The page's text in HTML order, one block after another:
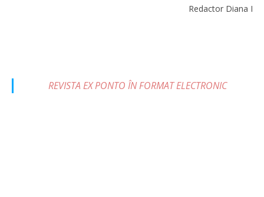
Redactor Diana
REVISTA EX PONTO ÎN FORMAT ELECTRONIC